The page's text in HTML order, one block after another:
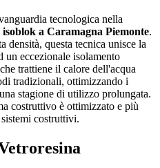
tecnologica nella
a Caramagna Piemonte.
densità, questa tecnica unisce la
un eccezionale isolamento
trattiene il calore dell'acqua
tradizionali, ottimizzando i
stagione di utilizzo prolungata.
costruttivo è ottimizzato e più
costruttivi.